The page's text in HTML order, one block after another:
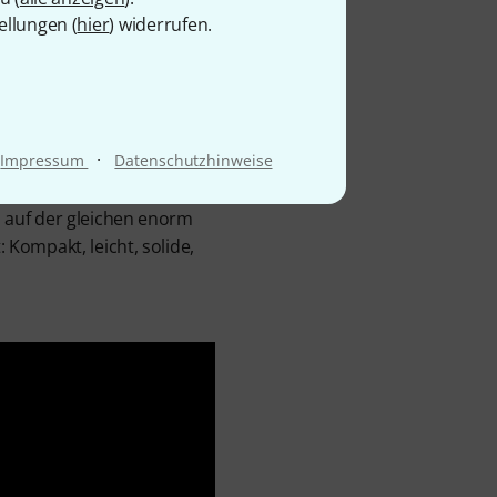
(hier) widerrufen.
Impressum · Datenschutzhinweise
diesem Gebiet seit
Pedalboards in
das passende
in zwei Reihen zu
Gigbag) mit
der gleichen enorm
Kompakt, leicht, solide,